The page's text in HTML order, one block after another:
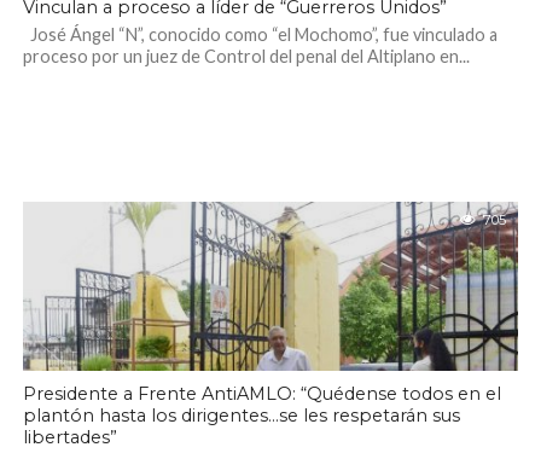
Vinculan a proceso a líder de “Guerreros Unidos”
José Ángel “N”, conocido como “el Mochomo”, fue vinculado a
proceso por un juez de Control del penal del Altiplano en...
705
Presidente a Frente AntiAMLO: “Quédense todos en el
plantón hasta los dirigentes…se les respetarán sus
libertades”